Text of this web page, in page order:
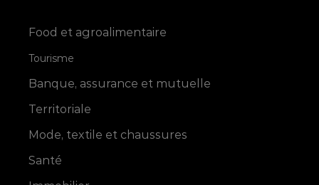
Food et agroalimentaire
Tourisme
Banque, assurance et mutuelle
Territoriale
Mode, textile et chaussures
Santé